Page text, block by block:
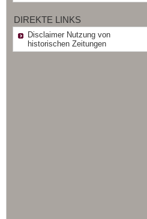
DIREKTE LINKS
Disclaimer Nutzung von
historischen Zeitungen